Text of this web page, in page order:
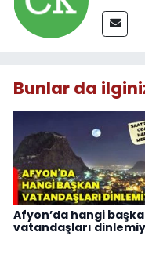
Bunlar da
Afyon’da hangi
vatandaşları